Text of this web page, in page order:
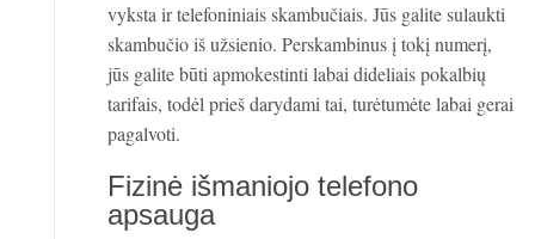
vyksta ir telefoniniais skambučiais. Jūs galite sulaukti
skambučio iš užsienio. Perskambinus į tokį numerį,
jūs galite būti apmokestinti labai dideliais pokalbių
tarifais, todėl prieš darydami tai, turėtumėte labai gerai
pagalvoti.
Fizinė išmaniojo telefono
apsauga